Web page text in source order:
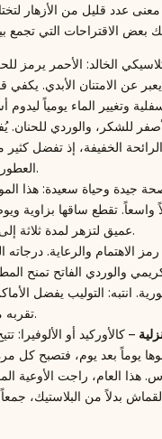
عدد قليل من الأزهار
الخالد: الأحمر يرمز
عن الامتنان الأبدي. يكفي
للشكر، والوردي للحنان.
الخفيفة، إذ تفضل
العطور غير القوية.
جيدة وحياة سعيدة: هذا
واسعاً. تقطع ساقها بزاوية
عميق لتزهر لمدة ثلاثة إلى أربعة أيام.
الاهتمام والرعاية. درجاته
والوردي الفاتح تمنح
انتبه: التوليب يفضل
تقربه من المدفأة.
– كالأوركيد أو الألوفيرا:
يوماً بعد يوم، فتصبح كل
هذا العام، راجت الأوعية
بدلاً من البلاستيك، جمعاً